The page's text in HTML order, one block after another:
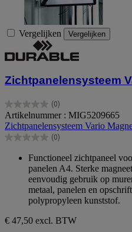
Vergelijken Vergelijken
Zichtpanelensysteem
(0)
0.0
van
de
5
Artikelnummer : MIG5209665
Zichtpanelensysteem Vario
(0)
0.0
sterren.
Functioneel zichtpaneel
panelen A4. Sterke
eenvoudig gebruik op
metaal, panelen en
polypropyleen kunststof.
€ 47,50 excl. BTW